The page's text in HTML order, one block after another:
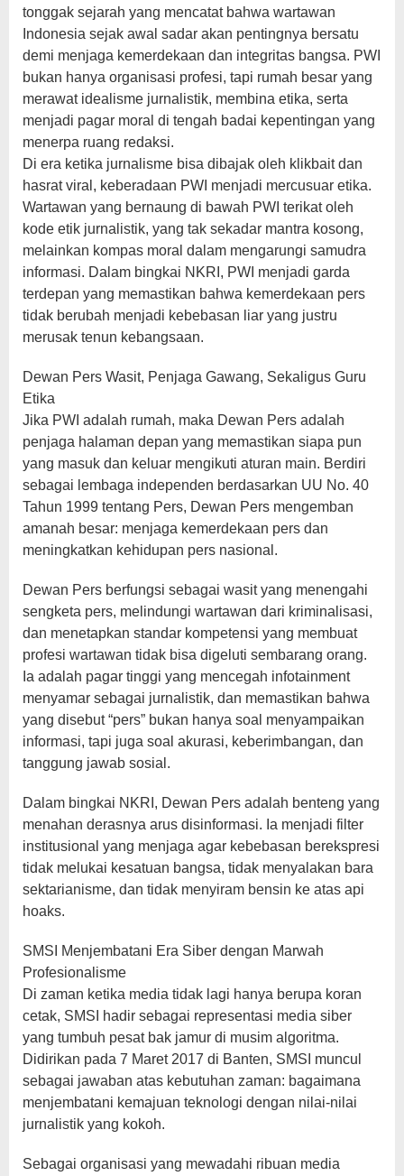
tonggak sejarah yang mencatat bahwa wartawan
Indonesia sejak awal sadar akan pentingnya bersatu
demi menjaga kemerdekaan dan integritas bangsa. PWI
bukan hanya organisasi profesi, tapi rumah besar yang
merawat idealisme jurnalistik, membina etika, serta
menjadi pagar moral di tengah badai kepentingan yang
menerpa ruang redaksi.
Di era ketika jurnalisme bisa dibajak oleh klikbait dan
hasrat viral, keberadaan PWI menjadi mercusuar etika.
Wartawan yang bernaung di bawah PWI terikat oleh
kode etik jurnalistik, yang tak sekadar mantra kosong,
melainkan kompas moral dalam mengarungi samudra
informasi. Dalam bingkai NKRI, PWI menjadi garda
terdepan yang memastikan bahwa kemerdekaan pers
tidak berubah menjadi kebebasan liar yang justru
merusak tenun kebangsaan.
Dewan Pers Wasit, Penjaga Gawang, Sekaligus Guru
Etika
Jika PWI adalah rumah, maka Dewan Pers adalah
penjaga halaman depan yang memastikan siapa pun
yang masuk dan keluar mengikuti aturan main. Berdiri
sebagai lembaga independen berdasarkan UU No. 40
Tahun 1999 tentang Pers, Dewan Pers mengemban
amanah besar: menjaga kemerdekaan pers dan
meningkatkan kehidupan pers nasional.
Dewan Pers berfungsi sebagai wasit yang menengahi
sengketa pers, melindungi wartawan dari kriminalisasi,
dan menetapkan standar kompetensi yang membuat
profesi wartawan tidak bisa digeluti sembarang orang.
Ia adalah pagar tinggi yang mencegah infotainment
menyamar sebagai jurnalistik, dan memastikan bahwa
yang disebut “pers” bukan hanya soal menyampaikan
informasi, tapi juga soal akurasi, keberimbangan, dan
tanggung jawab sosial.
Dalam bingkai NKRI, Dewan Pers adalah benteng yang
menahan derasnya arus disinformasi. Ia menjadi filter
institusional yang menjaga agar kebebasan berekspresi
tidak melukai kesatuan bangsa, tidak menyalakan bara
sektarianisme, dan tidak menyiram bensin ke atas api
hoaks.
SMSI Menjembatani Era Siber dengan Marwah
Profesionalisme
Di zaman ketika media tidak lagi hanya berupa koran
cetak, SMSI hadir sebagai representasi media siber
yang tumbuh pesat bak jamur di musim algoritma.
Didirikan pada 7 Maret 2017 di Banten, SMSI muncul
sebagai jawaban atas kebutuhan zaman: bagaimana
menjembatani kemajuan teknologi dengan nilai-nilai
jurnalistik yang kokoh.
Sebagai organisasi yang mewadahi ribuan media